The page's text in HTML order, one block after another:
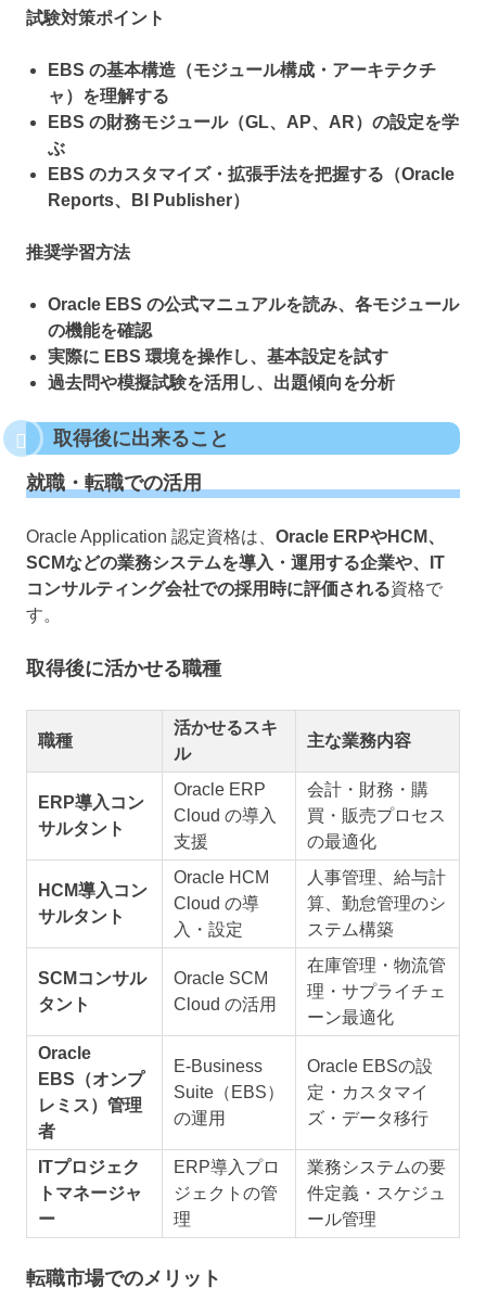
試験対策ポイント
EBS の基本構造（モジュール構成・アーキテクチ
ャ）を理解する
EBS の財務モジュール（GL、AP、AR）の設定を学
ぶ
EBS のカスタマイズ・拡張手法を把握する（Oracle
Reports、BI Publisher）
推奨学習方法
Oracle EBS の公式マニュアルを読み、各モジュール
の機能を確認
実際に EBS 環境を操作し、基本設定を試す
過去問や模擬試験を活用し、出題傾向を分析
取得後に出来ること
就職・転職での活用
Oracle Application 認定資格は、 Oracle ERPやHCM、
SCMなどの業務システムを導入・運用する企業や、IT
コンサルティング会社での採用時に評価される資格で
す。
取得後に活かせる職種
職種
活かせるスキ
ル
主な業務内容
ERP導入コン
サルタント
Oracle ERP
Cloud の導入
支援
会計・財務・購
買・販売プロセス
の最適化
HCM導入コン
サルタント
Oracle HCM
Cloud の導
入・設定
人事管理、給与計
算、勤怠管理のシ
ステム構築
SCMコンサル
タント
Oracle SCM
Cloud の活用
在庫管理・物流管
理・サプライチェ
ーン最適化
Oracle
EBS（オンプ
レミス）管理
者
E-Business
Suite（EBS）
の運用
Oracle EBSの設
定・カスタマイ
ズ・データ移行
ITプロジェク
トマネージャ
ー
ERP導入プロ
ジェクトの管
理
業務システムの要
件定義・スケジュ
ール管理
転職市場でのメリット